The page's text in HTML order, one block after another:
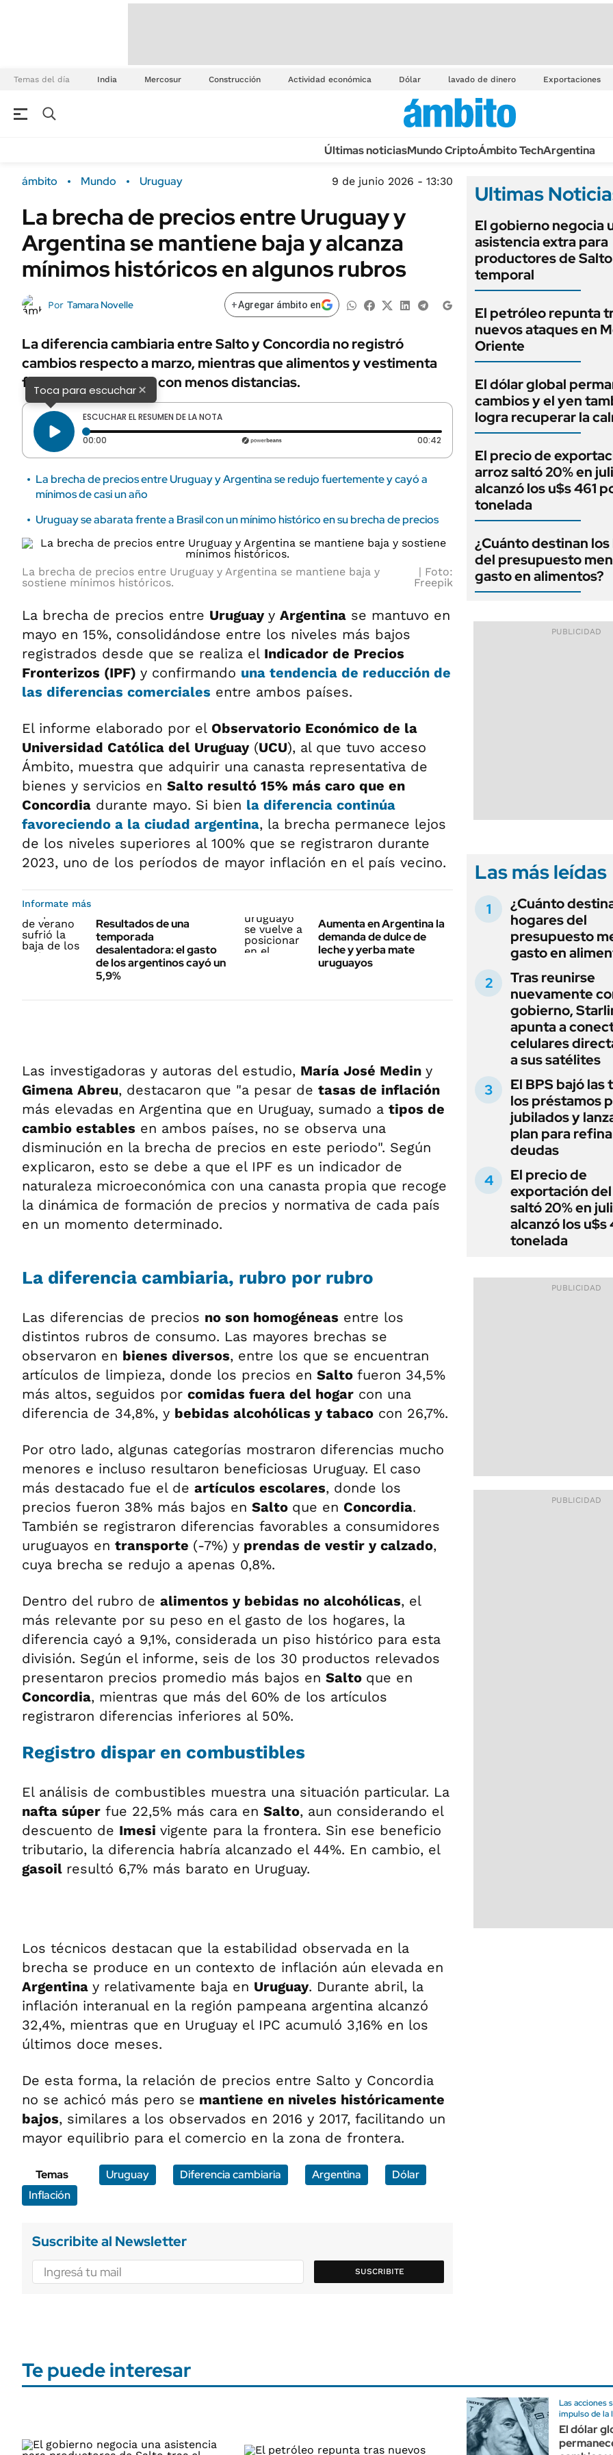
Temas del día India Mercosur Construcción Actividad económica Dólar lavado de dinero Exportaciones
Últimas noticiasMundo CriptoÁmbito TechArgentina
ámbito Mundo Uruguay 9 de junio 2026 - 13:30
La brecha de precios entre Uruguay y
Argentina se mantiene baja y alcanza
mínimos históricos en algunos rubros
Por Tamara Novelle +Agregar ámbito en
La diferencia cambiaria entre Salto y Concordia no registró
cambios respecto a marzo, mientras que alimentos y vestimenta
fueron las divisiones con menos distancias.
Toca para escuchar×
ESCUCHAR EL RESUMEN DE LA NOTA
00:00 Tiempo transcurrido: 0 segundos 00:42
La brecha de precios entre Uruguay y Argentina se redujo fuertemente y cayó a
mínimos de casi un año
Uruguay se abarata frente a Brasil con un mínimo histórico en su brecha de precios
La brecha de precios entre Uruguay y Argentina se mantiene baja y
sostiene mínimos históricos.
Foto:
Freepik
La brecha de precios entre Uruguay y Argentina se mantuvo en
mayo en 15%, consolidándose entre los niveles más bajos
registrados desde que se realiza el Indicador de Precios
Fronterizos (IPF) y confirmando una tendencia de reducción de
las diferencias comerciales entre ambos países.
El informe elaborado por el Observatorio Económico de la
Universidad Católica del Uruguay(UCU), al que tuvo acceso
Ámbito, muestra que adquirir una canasta representativa de
bienes y servicios en Salto resultó 15% más caro que en
Concordia durante mayo. Si bien la diferencia continúa
favoreciendo a la ciudad argentina, la brecha permanece lejos
de los niveles superiores al 100% que se registraron durante
2023, uno de los períodos de mayor inflación en el país vecino.
Informate más
Resultados de una
temporada
desalentadora: el gasto
de los argentinos cayó un
5,9%
Aumenta en Argentina la
demanda de dulce de
leche y yerba mate
uruguayos
Las investigadoras y autoras del estudio, María José Medin y
Gimena Abreu, destacaron que "a pesar de tasas de inflación
más elevadas en Argentina que en Uruguay, sumado a tipos de
cambio estables en ambos países, no se observa una
disminución en la brecha de precios en este periodo". Según
explicaron, esto se debe a que el IPF es un indicador de
naturaleza microeconómica con una canasta propia que recoge
la dinámica de formación de precios y normativa de cada país
en un momento determinado.
La diferencia cambiaria, rubro por rubro
Las diferencias de precios no son homogéneas entre los
distintos rubros de consumo. Las mayores brechas se
observaron en bienes diversos, entre los que se encuentran
artículos de limpieza, donde los precios en Salto fueron 34,5%
más altos, seguidos por comidas fuera del hogar con una
diferencia de 34,8%, y bebidas alcohólicas y tabaco con 26,7%.
Por otro lado, algunas categorías mostraron diferencias mucho
menores e incluso resultaron beneficiosas Uruguay. El caso
más destacado fue el de artículos escolares, donde los
precios fueron 38% más bajos en Salto que en Concordia.
También se registraron diferencias favorables a consumidores
uruguayos en transporte (-7%) y prendas de vestir y calzado,
cuya brecha se redujo a apenas 0,8%.
Dentro del rubro de alimentos y bebidas no alcohólicas, el
más relevante por su peso en el gasto de los hogares, la
diferencia cayó a 9,1%, considerada un piso histórico para esta
división. Según el informe, seis de los 30 productos relevados
presentaron precios promedio más bajos en Salto que en
Concordia, mientras que más del 60% de los artículos
registraron diferencias inferiores al 50%.
Registro dispar en combustibles
El análisis de combustibles muestra una situación particular. La
nafta súper fue 22,5% más cara en Salto, aun considerando el
descuento de Imesi vigente para la frontera. Sin ese beneficio
tributario, la diferencia habría alcanzado el 44%. En cambio, el
gasoil resultó 6,7% más barato en Uruguay.
Los técnicos destacan que la estabilidad observada en la
brecha se produce en un contexto de inflación aún elevada en
Argentina y relativamente baja en Uruguay. Durante abril, la
inflación interanual en la región pampeana argentina alcanzó
32,4%, mientras que en Uruguay el IPC acumuló 3,16% en los
últimos doce meses.
De esta forma, la relación de precios entre Salto y Concordia
no se achicó más pero se mantiene en niveles históricamente
bajos, similares a los observados en 2016 y 2017, facilitando un
mayor equilibrio para el comercio en la zona de frontera.
Temas Uruguay Diferencia cambiaria Argentina
Dólar
Inflación
Suscribite al Newsletter
SUSCRIBITE
Ultimas
El gobierno negocia
asistencia extra para
productores de
temporal
El petróleo repunta
nuevos ataques en
Oriente
El dólar global
cambios y el yen
logra recuperar la
El precio de
arroz saltó 20% en
alcanzó los u$s 461
tonelada
¿Cuánto destinan
del presupuesto
gasto en alimentos?
Las más leídas
¿Cuánto
hogares del
presupuesto
gasto en
Tras reunirse
nuevamente
gobierno,
apunta a
celulares
a sus satélites
El BPS bajó las
los préstamos
jubilados y
plan para
deudas
El precio de
exportación
saltó 20% en
alcanzó los u$s
tonelada
Te puede interesar
Las acciones
impulso de la
El dólar